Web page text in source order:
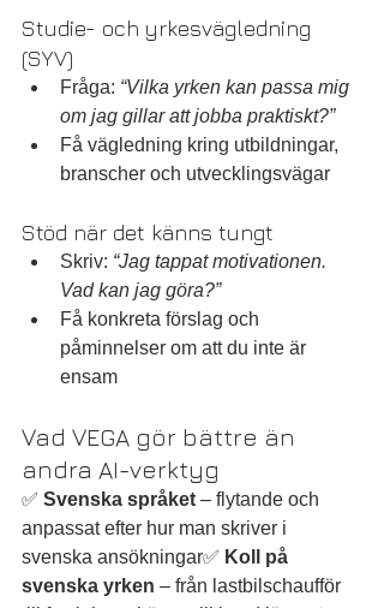
Studie- och yrkesvägledning
(SYV)
Fråga: “Vilka yrken kan passa mig
om jag gillar att jobba praktiskt?”
Få vägledning kring utbildningar,
branscher och utvecklingsvägar
Stöd när det känns tungt
Skriv: “Jag tappat motivationen.
Vad kan jag göra?”
Få konkreta förslag och
påminnelser om att du inte är
ensam
Vad VEGA gör bättre än
andra AI-verktyg
✅ Svenska språket – flytande och
anpassat efter hur man skriver i
svenska ansökningar✅ Koll på
svenska yrken – från lastbilschaufför